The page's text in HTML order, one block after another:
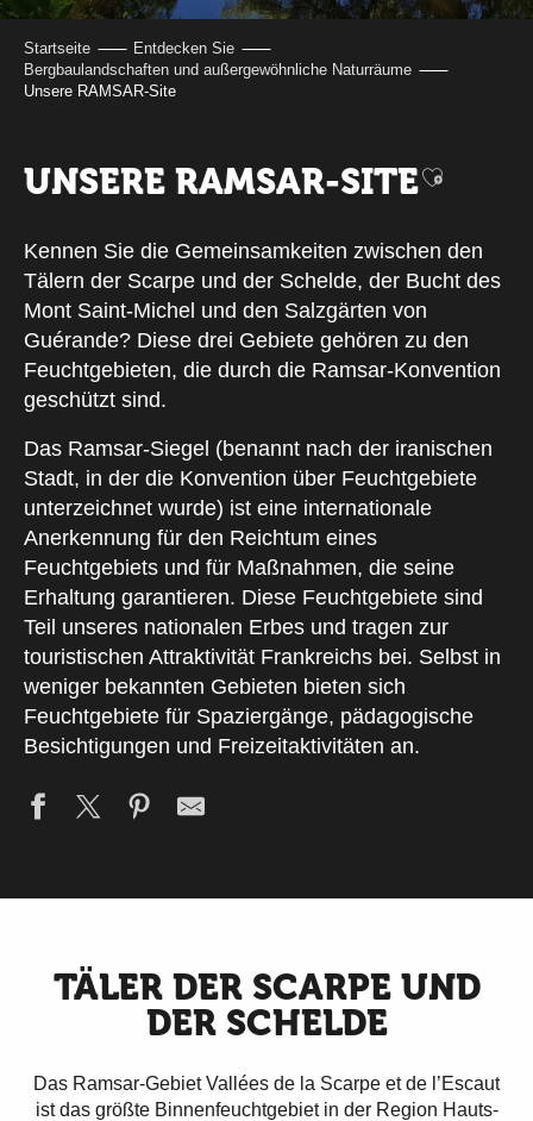
Startseite
Entdecken Sie
Bergbaulandschaften und außergewöhnliche Naturräume
Unsere RAMSAR-Site
UNSERE RAMSAR-SITEAjouter
Kennen Sie die Gemeinsamkeiten zwischen den
Tälern der Scarpe und der Schelde, der Bucht des
Mont Saint-Michel und den Salzgärten von
Guérande? Diese drei Gebiete gehören zu den
Feuchtgebieten, die durch die Ramsar-Konvention
geschützt sind.
Das Ramsar-Siegel (benannt nach der iranischen
Stadt, in der die Konvention über Feuchtgebiete
unterzeichnet wurde) ist eine internationale
Anerkennung für den Reichtum eines
Feuchtgebiets und für Maßnahmen, die seine
Erhaltung garantieren. Diese Feuchtgebiete sind
Teil unseres nationalen Erbes und tragen zur
touristischen Attraktivität Frankreichs bei. Selbst in
weniger bekannten Gebieten bieten sich
Feuchtgebiete für Spaziergänge, pädagogische
Besichtigungen und Freizeitaktivitäten an.
TÄLER DER SCARPE UND
DER SCHELDE
Das Ramsar-Gebiet Vallées de la Scarpe et de l’Escaut
ist das größte Binnenfeuchtgebiet in der Region Hauts-